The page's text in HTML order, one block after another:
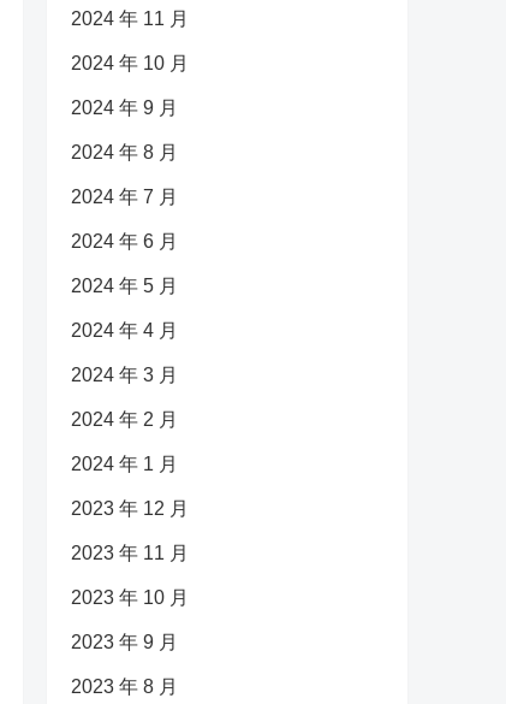
2024 年 11 月
2024 年 10 月
2024 年 9 月
2024 年 8 月
2024 年 7 月
2024 年 6 月
2024 年 5 月
2024 年 4 月
2024 年 3 月
2024 年 2 月
2024 年 1 月
2023 年 12 月
2023 年 11 月
2023 年 10 月
2023 年 9 月
2023 年 8 月